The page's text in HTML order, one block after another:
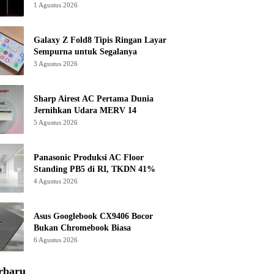
1 Agustus 2026
Galaxy Z Fold8 Tipis Ringan Layar
Sempurna untuk Segalanya
3 Agustus 2026
Sharp Airest AC Pertama Dunia
Jernihkan Udara MERV 14
5 Agustus 2026
Panasonic Produksi AC Floor
Standing PB5 di RI, TKDN 41%
4 Agustus 2026
Asus Googlebook CX9406 Bocor
Bukan Chromebook Biasa
6 Agustus 2026